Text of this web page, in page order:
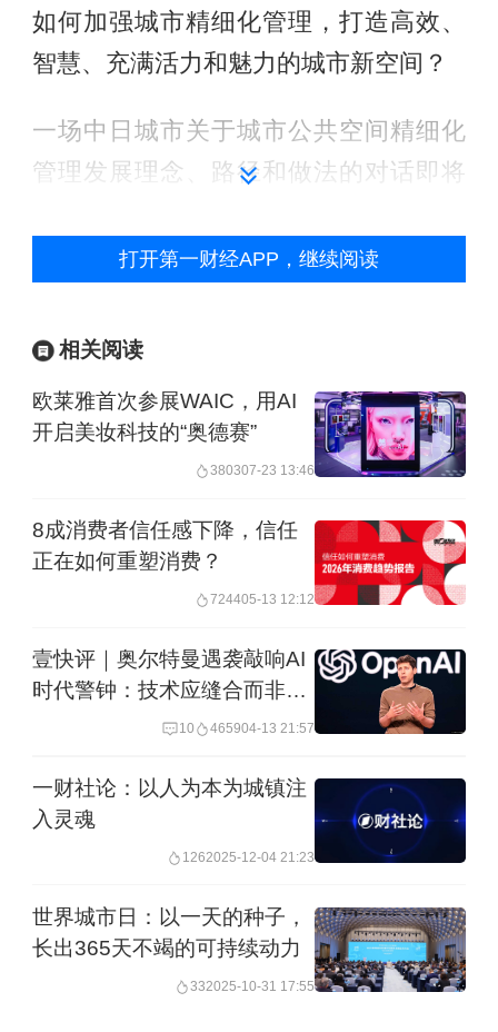
如何加强城市精细化管理，打造高效、
智慧、充满活力和魅力的城市新空间？
一场中日城市关于城市公共空间精细化
管理发展理念、路径和做法的对话即将
者、企业代表等各方嘉宾将汇聚一堂，
验做法和典型案例，共同研讨超大城市
和活力。
本次研讨会不仅是一次中日两国在城市
管理和建设领域的经验交流盛会，更是
一个推动全球城市治理创新、打造富有
活力与魅力的全球城市的重要平台。研
讨会将以全球视野，深入研讨，碰撞出
更多思想的火花，共同为推进全龄友好
城市建设贡献智慧和力量。
打开第一财经APP，继续阅读
相关阅读
欧莱雅首次参展WAIC，用AI
开启美妆科技的“奥德赛”
380307-23 13:46
8成消费者信任感下降，信任
正在如何重塑消费？
724405-13 12:12
壹快评｜奥尔特曼遇袭敲响AI
时代警钟：技术应缝合而非割
10 465904-13 21:57
一财社论：以人为本为城镇注
入灵魂
1262025-12-04 21:23
世界城市日：以一天的种子，
长出365天不竭的可持续动力
332025-10-31 17:55